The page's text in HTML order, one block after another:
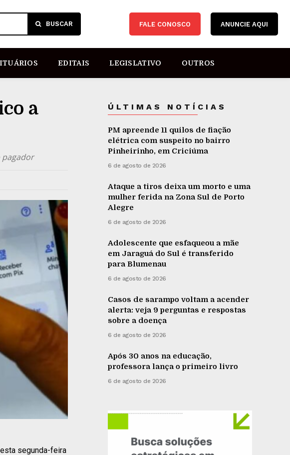
BUSCAR FALE CONOSCO ANUNCIE AQUI
EDITAIS LEGISLATIVO OUTROS
a
pagador
segunda-feira
ÚLTIMAS NOTÍCIAS
PM apreende 11 quilos de fiação
elétrica com suspeito no bairro
Pinheirinho, em Criciúma
6 de agosto de 2026
Ataque a tiros deixa um morto e uma
mulher ferida na Zona Sul de Porto
Alegre
6 de agosto de 2026
Adolescente que esfaqueou a mãe
em Jaraguá do Sul é transferido
para Blumenau
6 de agosto de 2026
Casos de sarampo voltam a acender
alerta: veja 9 perguntas e respostas
sobre a doença
6 de agosto de 2026
Após 30 anos na educação,
professora lança o primeiro livro
6 de agosto de 2026